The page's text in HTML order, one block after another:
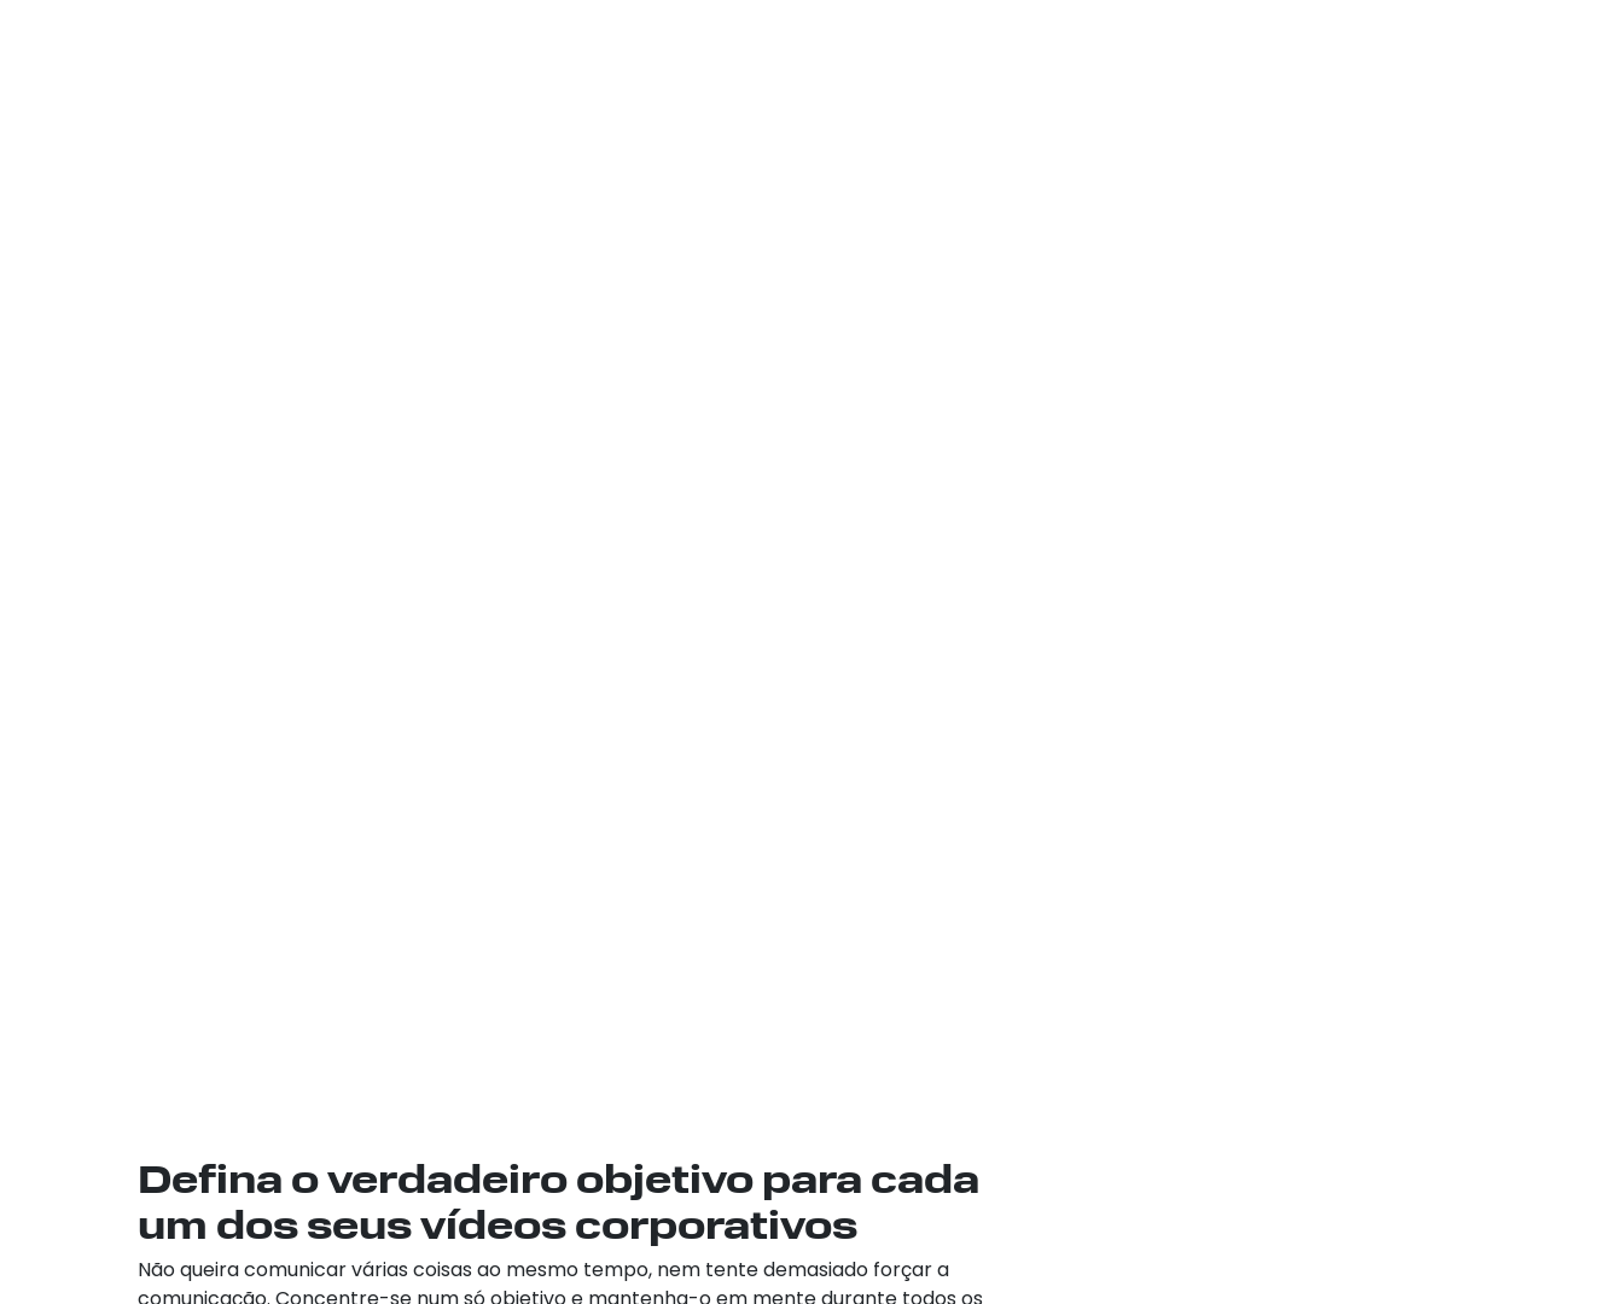
Defina o verdadeiro objetivo para cada
um dos seus vídeos corporativos
Não queira comunicar várias coisas ao mesmo tempo, nem tente demasiado forçar a